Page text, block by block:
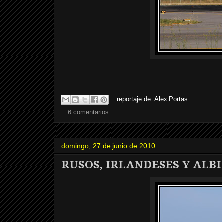
reportaje de: Alex Portas
6 comentarios
domingo, 27 de junio de 2010
RUSOS, IRLANDESES Y